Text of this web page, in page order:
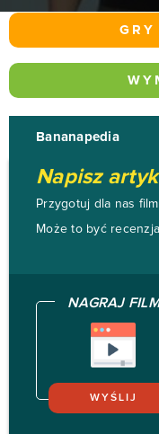
GRY
Bananapedia
Napisz
Przygotuj dla nas
Może to być
NAGRAJ FILM
WYŚLIJ